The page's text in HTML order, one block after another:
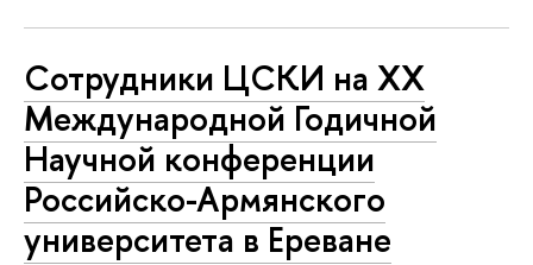
Сотрудники ЦСКИ на ХХ
Международной Годичной
Научной конференции
Российско-Армянского
университета в Ереване